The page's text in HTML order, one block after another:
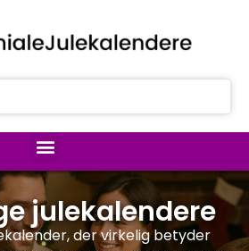
julekalendere
der virkelig betyder